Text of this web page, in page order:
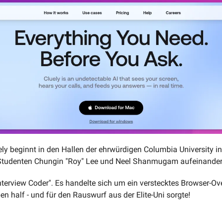
beginnt in den Hallen der ehrwürdigen Columbia University
Chungin "Roy" Lee und Neel Shanmugam
Coder". Es handelte sich um ein verstecktes Browser-
half - und für den Rauswurf aus der Elite-Uni sorgte!